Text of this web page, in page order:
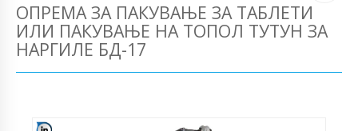
ОПРЕМА ЗА ПАКУВАЊЕ ЗА ТАБЛЕТИ
ИЛИ ПАКУВАЊЕ НА ТОПОЛ ТУТУН ЗА
НАРГИЛЕ БД-17